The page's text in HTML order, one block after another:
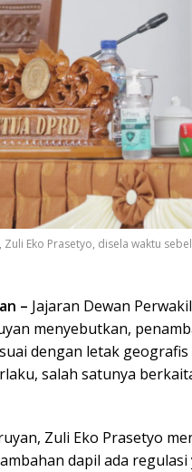
Zuli Eko Prasetyo, disela waktu
– Jajaran Dewan
menyebutkan,
dengan letak
salah satunya
Zuli Eko Prasetyo
dapil ada